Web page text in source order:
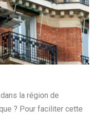
la région de
? Pour faciliter cette